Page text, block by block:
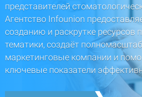
представителей
Агентство Infounion
созданию и раскрутке ресурсов
тематики, создаёт
маркетинговые компании и
ключевые показатели